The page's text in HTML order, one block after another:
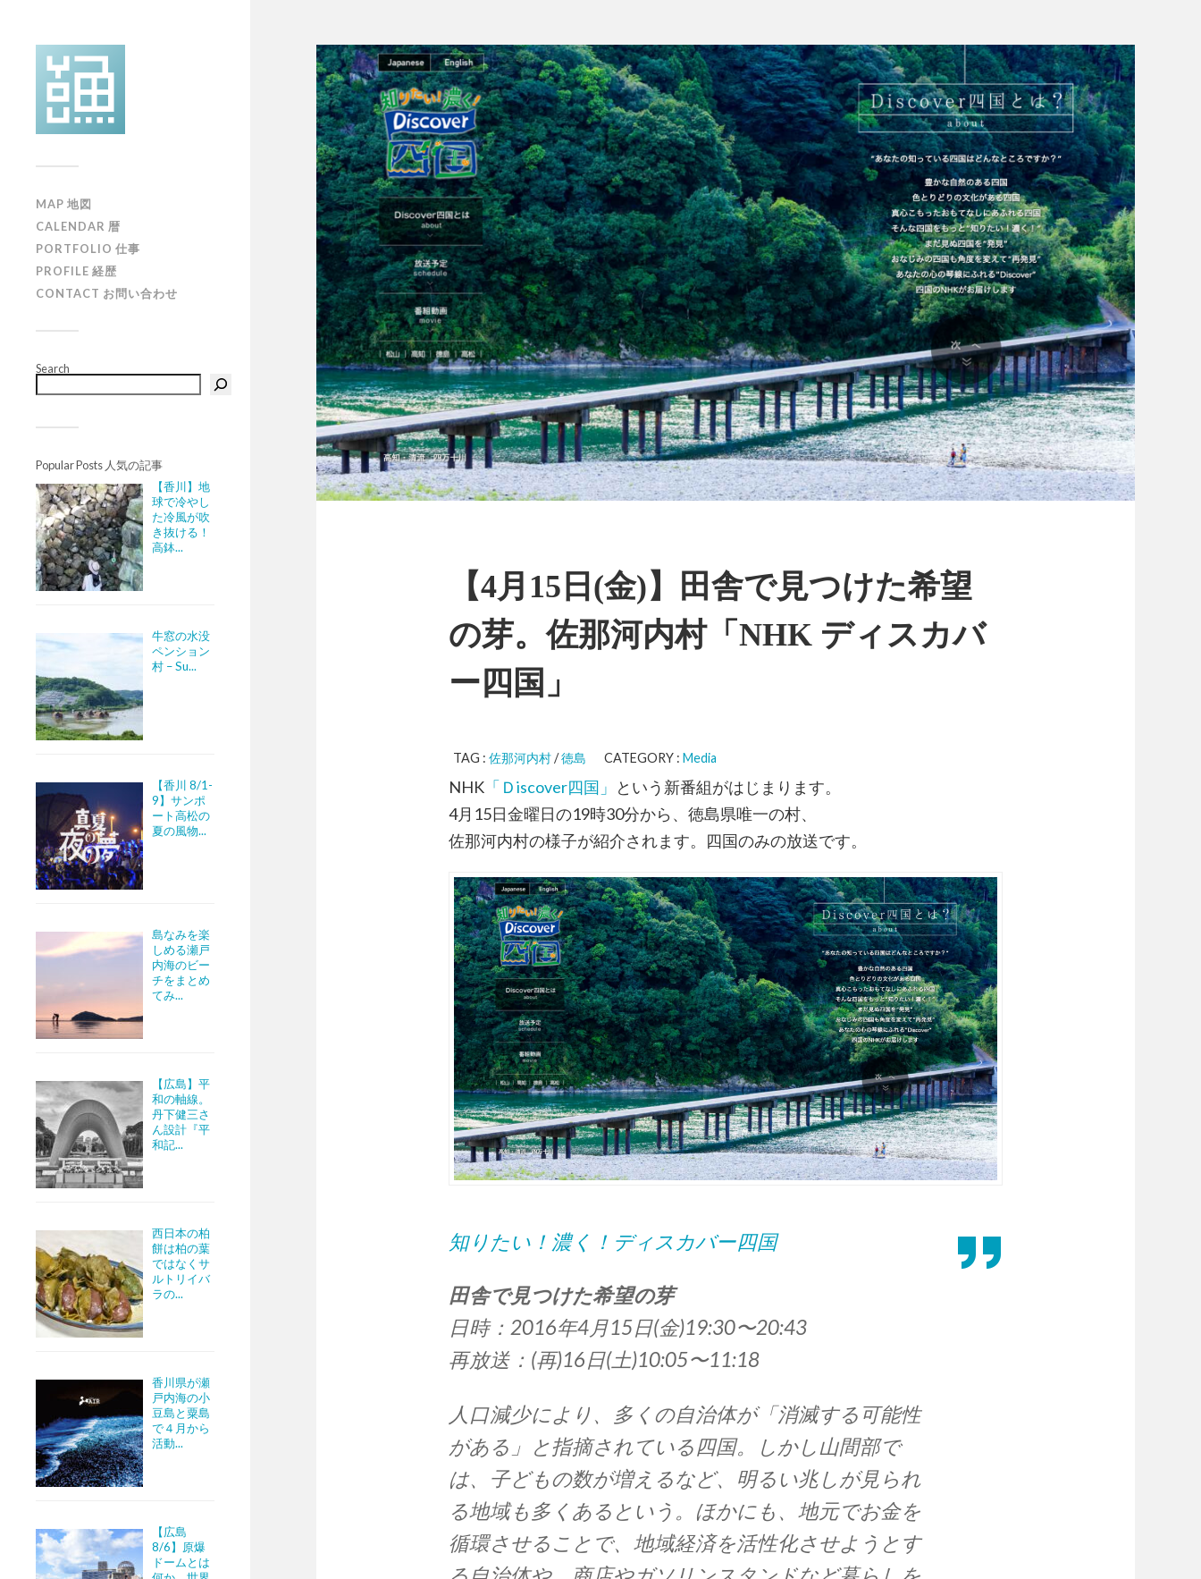
MAP 地図
CALENDAR 暦
PORTFOLIO 仕事
PROFILE 経歴
CONTACT お問い合わせ
Search
Popular Posts 人気の記事
【香川】地
球で冷やし
た冷風が吹
き抜ける！
高鉢...
牛窓の水没
ペンション
村 – Su...
【香川 8/1-
9】サンポ
ート高松の
夏の風物...
島なみを楽
しめる瀬戸
内海のビー
チをまとめ
てみ...
【広島】平
和の軸線。
丹下健三さ
ん設計『平
和記...
西日本の柏
餅は柏の葉
ではなくサ
ルトリイバ
ラの...
香川県が瀬
戸内海の小
豆島と粟島
で４月から
活動...
【広島
8/6】原爆
ドームとは
【4月15日(金)】田舎で見つけた希望
の芽。佐那河内村「NHK ディスカバ
ー四国」
TAG : 佐那河内村/徳島 CATEGORY : Media
NHK 「Ｄiscover四国」 という新番組がはじまります。
4月15日金曜日の19時30分から、徳島県唯一の村、
佐那河内村の様子が紹介されます。四国のみの放送です。
知りたい！濃く！ディスカバー四国
田舎で見つけた希望の芽
日時：2016年4月15日(金)19:30〜20:43
再放送：(再)16日(土)10:05〜11:18
人口減少により、多くの自治体が「消滅する可能性
がある」と指摘されている四国。しかし山間部で
は、子どもの数が増えるなど、明るい兆しが見られ
る地域も多くあるという。ほかにも、地元でお金を
循環させることで、地域経済を活性化させようとす